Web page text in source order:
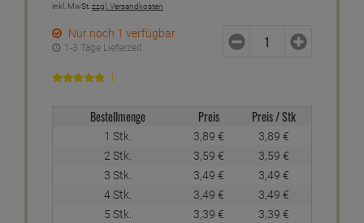
inkl. MwSt.zzgl. Versandkosten
Nur noch 1 verfügbar
1-3 Tage Lieferzeit
1
Bestellmenge Preis Preis / Stk
1 Stk. 3,89 € 3,89 €
2 Stk.
3,59 € 3,59 €
3 Stk.
3,49 € 3,49 €
4 Stk.
3,49 € 3,49 €
5 Stk.
3,39 € 3,39 €